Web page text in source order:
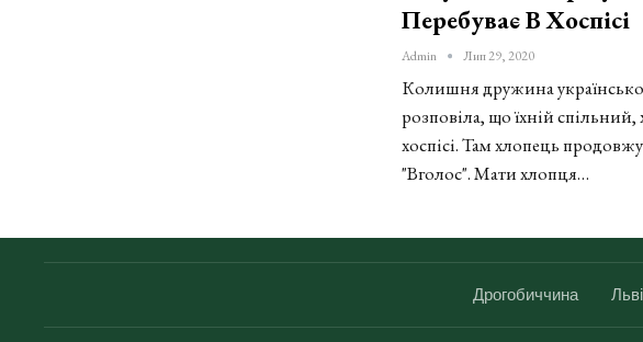
Перебуває В Хоспісі
Admin Лип 29, 2020
Колишня дружина
розповіла, що їхній
хоспісі. Там хлопець
"Вголос". Мати хлопця…
Дрогобиччина